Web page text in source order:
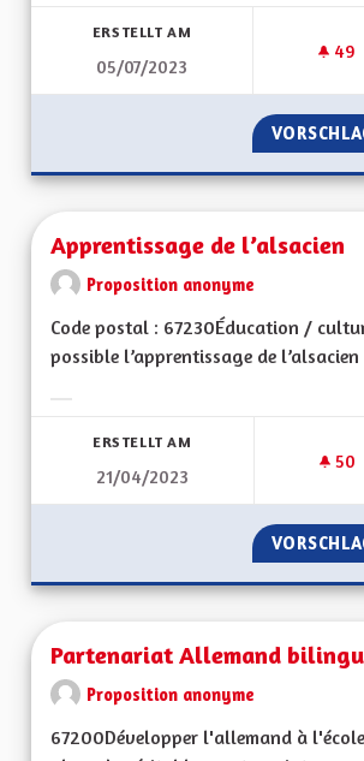
ERSTELLT AM
05/07/2023
49
Apprentissage de l’alsacien
Proposition anonyme
Code postal : 67230Éducation /
possible l’apprentissage de l’alsacien
ERSTELLT AM
21/04/2023
50
Partenariat Allemand
Proposition anonyme
67200Développer l'allemand à